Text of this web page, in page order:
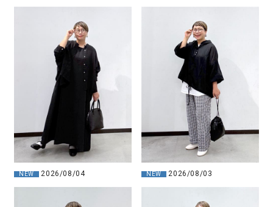
NEW 2026/08/04 NEW 2026/08/03